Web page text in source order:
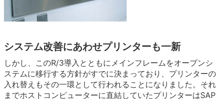
システム改善にあわせプリンターも一新
しかし、このR/3導入とともにメインフレームをオープンシ
ステムに移行する方針がすでに決まっており、プリンターの
入れ替えもその一環として行われることになりました。それ
までホストコンピューターに直結していたプリンターはSAP